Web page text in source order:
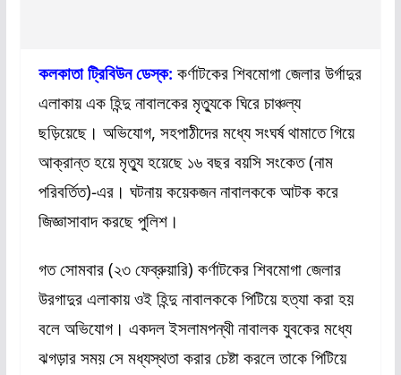
কলকাতা ট্রিবিউন ডেস্ক: কর্ণাটকের শিবমোগা জেলার উর্গাদুর
এলাকায় এক হিন্দু নাবালকের মৃত্যুকে ঘিরে চাঞ্চল্য
ছড়িয়েছে। অভিযোগ, সহপাঠীদের মধ্যে সংঘর্ষ থামাতে গিয়ে
আক্রান্ত হয়ে মৃত্যু হয়েছে ১৬ বছর বয়সি সংকেত (নাম
পরিবর্তিত)-এর। ঘটনায় কয়েকজন নাবালককে আটক করে
জিজ্ঞাসাবাদ করছে পুলিশ।
গত সোমবার (২৩ ফেব্রুয়ারি) কর্ণাটকের শিবমোগা জেলার
উরগাদুর এলাকায় ওই হিন্দু নাবালককে পিটিয়ে হত্যা করা হয়
বলে অভিযোগ। একদল ইসলামপন্থী নাবালক যুবকের মধ্যে
ঝগড়ার সময় সে মধ্যস্থতা করার চেষ্টা করলে তাকে পিটিয়ে